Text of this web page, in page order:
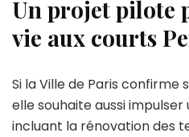
Un projet pilote
vie aux courts
Si la Ville de Paris confirme
elle souhaite aussi
incluant la rénovation des